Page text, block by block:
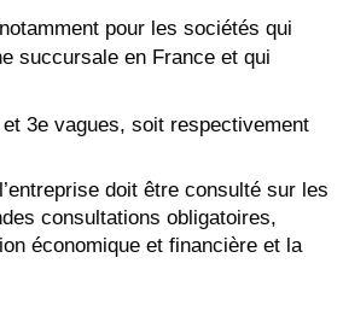
pour les sociétés qui
succursale en France et qui
3e vagues, soit respectivement
doit être consulté sur les
consultations obligatoires,
économique et financière et la